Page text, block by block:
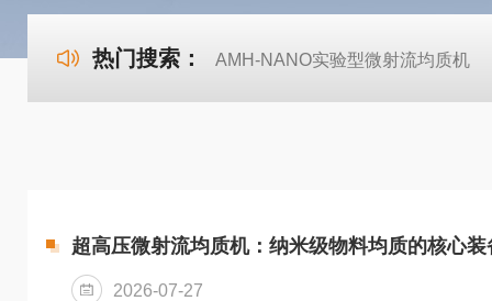
热门搜索： AMH-NANO实验型微射流均质机
超高压微射流均质机：纳米级物料均质的核心装
2026-07-27